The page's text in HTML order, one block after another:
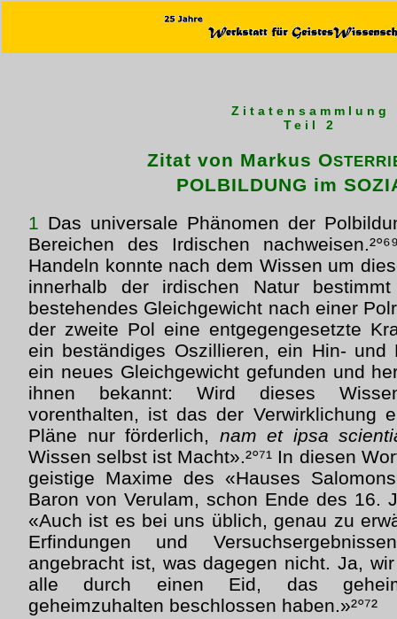
Zitatensammlung
Teil 2
Zitat von Markus O
POLBILDUNG im
1 Das universale Phänomen der
Bereichen des Irdischen
Handeln konnte nach dem Wissen um
innerhalb der irdischen Natur bestimmt
bestehendes Gleichgewicht nach einer
der zweite Pol eine entgegengesetzte
ein beständiges Oszillieren, ein Hin- und
ein neues Gleichgewicht gefunden und
ihnen bekannt: Wird dieses
vorenthalten, ist das der Verwirklichung
Pläne nur förderlich, nam et ipsa
Wissen selbst ist Macht».²°⁷¹ In diesen
geistige Maxime des «Hauses
Baron von Verulam, schon Ende des 16.
«Auch ist es bei uns üblich, genau zu
Erfindungen und
angebracht ist, was dagegen nicht. Ja,
alle durch einen Eid, das
geheimzuhalten beschlossen haben.»²°⁷²